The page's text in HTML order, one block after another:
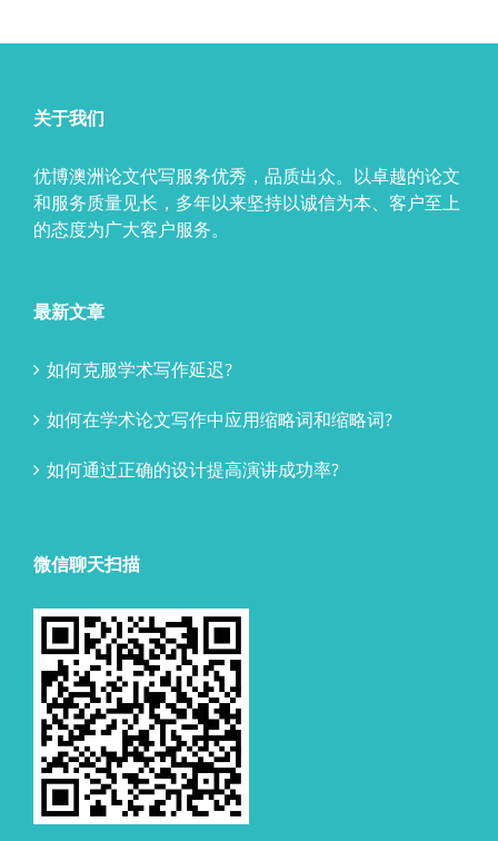
关于我们
优博澳洲论文代写服务优秀，品质出众。以卓越的论文
和服务质量见长，多年以来坚持以诚信为本、客户至上
的态度为广大客户服务。
最新文章
如何克服学术写作延迟?
如何在学术论文写作中应用缩略词和缩略词?
如何通过正确的设计提高演讲成功率?
微信聊天扫描